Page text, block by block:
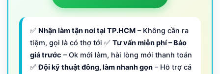
✅ Nhận làm tận nơi tại TP.HCM – Không cần ra
tiệm, gọi là có thợ tới ✅ Tư vấn miễn phí – Báo
giá trước – Ok mới làm, hài lòng mới thanh toán
✅Đội kỹ thuật đông, làm nhanh gọn – Hỗ trợ cả